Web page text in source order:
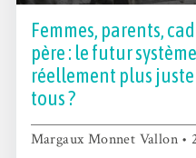
Femmes, parents,
père : le futur
réellement plus
tous ?
Margaux Monnet Vallon •